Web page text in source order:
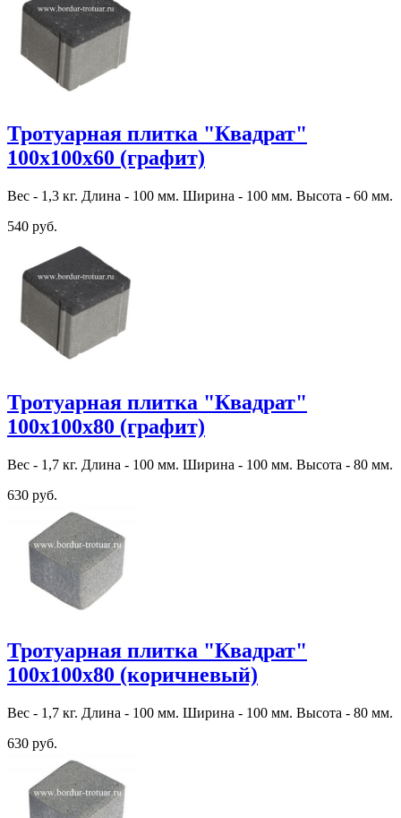
Тротуарная плитка "Квадрат"
100х100х60 (графит)
Вес - 1,3 кг. Длина - 100 мм. Ширина - 100 мм. Высота - 60 мм.
540 руб.
Тротуарная плитка "Квадрат"
100х100х80 (графит)
Вес - 1,7 кг. Длина - 100 мм. Ширина - 100 мм. Высота - 80 мм.
630 руб.
Тротуарная плитка "Квадрат"
100х100х80 (коричневый)
Вес - 1,7 кг. Длина - 100 мм. Ширина - 100 мм. Высота - 80 мм.
630 руб.